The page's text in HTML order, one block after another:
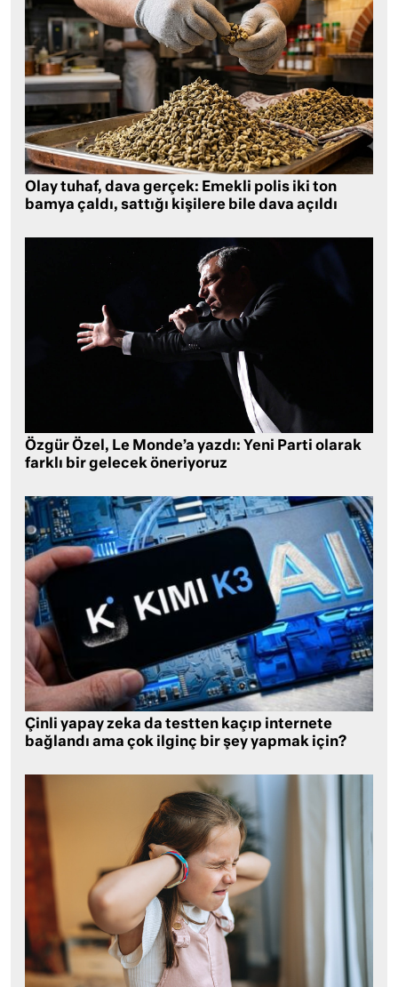
Olay tuhaf, dava gerçek: Emekli polis iki ton
bamya çaldı, sattığı kişilere bile dava açıldı
Özgür Özel, Le Monde’a yazdı: Yeni Parti olarak
farklı bir gelecek öneriyoruz
Çinli yapay zeka da testten kaçıp internete
bağlandı ama çok ilginç bir şey yapmak için?